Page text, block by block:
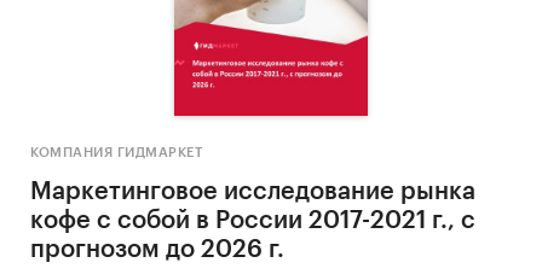
КОМПАНИЯ ГИДМАРКЕТ
Маркетинговое исследование рынка
кофе с собой в России 2017-2021 г., с
прогнозом до 2026 г.